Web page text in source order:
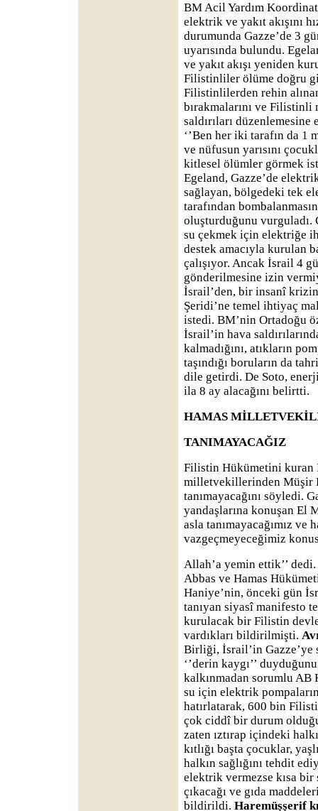
BM Acil Yardım
elektrik ve yakıt akışını
durumunda Gazze’de 3
uyarısında bulundu.
ve yakıt akışı yeniden
Filistinliler ölüme doğru
Filistinlilerden rehin
bırakmalarını ve
saldırıları
‘’Ben her iki tarafın da 1
ve nüfusun yarısını
kitlesel ölümler görmek
Egeland, Gazze’de
sağlayan, bölgedeki tek
tarafından
oluşturduğunu vurguladı.
su çekmek için elektriğe
destek amacıyla kurulan
çalışıyor. Ancak İsrail 4
gönderilmesine izin
İsrail’den, bir insanî
Şeridi’ne temel ihtiyaç
istedi. BM’nin Ortadoğu
İsrail’in hava
kalmadığını, atıkların
taşındığı boruların da
dile getirdi. De Soto,
ila 8 ay alacağını belirtti.
HAMAS
TANIMAYACAĞIZ
Filistin Hükümetini kuran
milletvekillerinden Müşir
tanımayacağını söyledi.
yandaşlarına konuşan El
asla tanımayacağımız ve
vazgeçmeyeceğimiz
Allah’a yemin ettik’’
Abbas ve Hamas
Haniye’nin, önceki gün
tanıyan siyasî manifesto
kurulacak bir Filistin
vardıkları bildirilmişti.
Birliği, İsrail’in Gazze’ye
‘’derin kaygı’’
kalkınmadan sorumlu
su için elektrik
hatırlatarak, 600 bin
çok ciddî bir durum
zaten ıztırap içindeki
kıtlığı başta çocuklar,
halkın sağlığını tehdit
elektrik vermezse kısa bir
çıkacağı ve gıda
bildirildi. Haremüşşerif